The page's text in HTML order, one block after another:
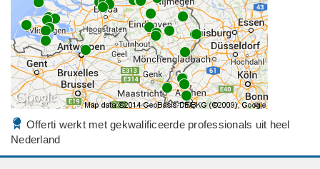
Offerti werkt met gekwalificeerde professionals uit heel
Nederland